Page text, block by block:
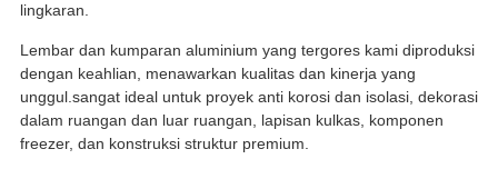
lingkaran.
Lembar dan kumparan aluminium yang tergores kami diproduksi
dengan keahlian, menawarkan kualitas dan kinerja yang
unggul.sangat ideal untuk proyek anti korosi dan isolasi, dekorasi
dalam ruangan dan luar ruangan, lapisan kulkas, komponen
freezer, dan konstruksi struktur premium.